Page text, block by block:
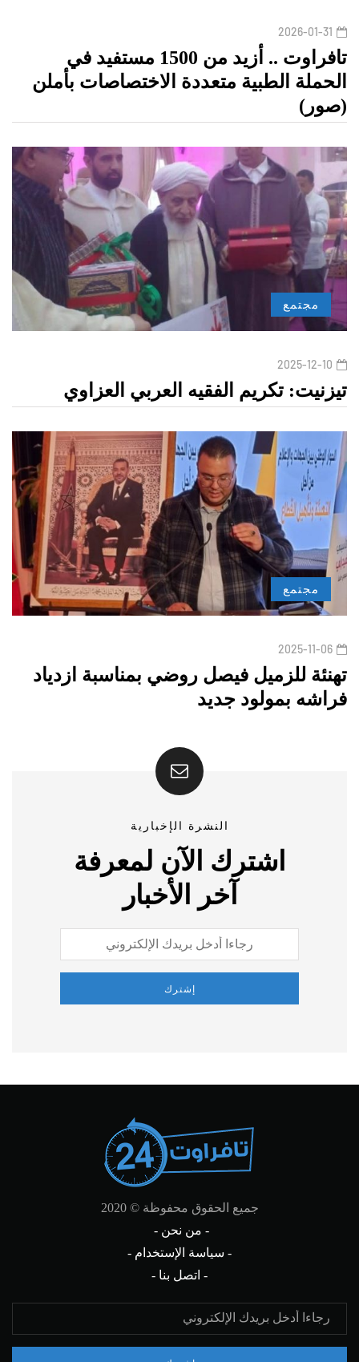
2026-01-31
تافراوت .. أزيد من 1500 مستفيد في
الحملة الطبية متعددة الاختصاصات بأملن
(صور)
مجتمع
2025-12-10
تيزنيت: تكريم الفقيه العربي العزاوي
مجتمع
2025-11-06
تهنئة للزميل فيصل روضي بمناسبة ازدياد
فراشه بمولود جديد
النشرة الإخبارية
اشترك الآن لمعرفة
آخر الأخبار
إشترك
جميع الحقوق محفوظة © 2020
- من نحن -
- سياسة الإستخدام -
- اتصل بنا -